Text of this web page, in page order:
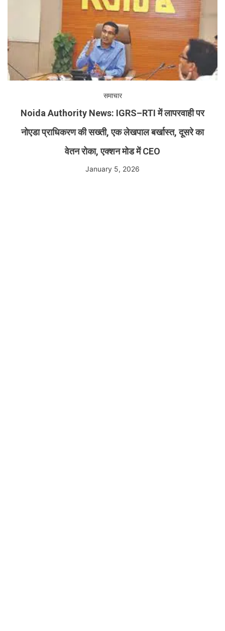
समाचार
Noida Authority News: IGRS–RTI में लापरवाही पर
नोएडा प्राधिकरण की सख्ती, एक लेखपाल बर्खास्त, दूसरे का
वेतन रोका, एक्शन मोड में CEO
January 5, 2026